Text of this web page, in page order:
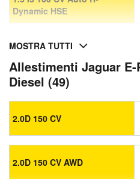
Dynamic HSE
MOSTRA TUTTI
Allestimenti Jaguar E-
Diesel (49)
2.0D 150 CV
2.0D 150 CV AWD